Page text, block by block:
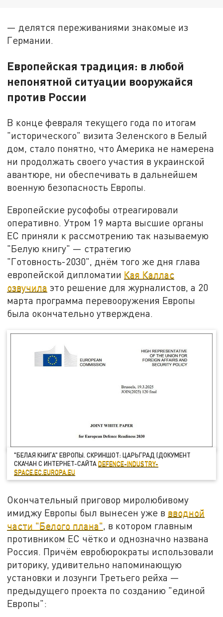
— делятся переживаниями знакомые из
Германии.
Европейская традиция: в любой
непонятной ситуации вооружайся
против России
В конце февраля текущего года по итогам
"исторического" визита Зеленского в Белый
дом, стало понятно, что Америка не намерена
ни продолжать своего участия в украинской
авантюре, ни обеспечивать в дальнейшем
военную безопасность Европы.
Европейские русофобы отреагировали
оперативно. Утром 19 марта высшие органы
ЕС приняли к рассмотрению так называемую
"Белую книгу" — стратегию
"Готовность-2030", днём того же дня глава
европейской дипломатии Кая Каллас
озвучила это решение для журналистов, а 20
марта программа перевооружения Европы
была окончательно утверждена.
"БЕЛАЯ КНИГА" ЕВРОПЫ. СКРИНШОТ: ЦАРЬГРАД (ДОКУМЕНТ
СКАЧАН С ИНТЕРНЕТ-САЙТАDEFENCE-INDUSTRY-
SPACE.EC.EUROPA.EU
Окончательный приговор миролюбивому
имиджу Европы был вынесен уже в вводной
части "Белого плана", в котором главным
противником ЕС чётко и однозначно названа
Россия. Причём евробюрократы использовали
риторику, удивительно напоминающую
установки и лозунги Третьего рейха —
предыдущего проекта по созданию "единой
Европы":